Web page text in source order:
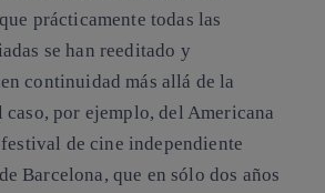
prácticamente todas las
se han reeditado y
continuidad más allá de la
caso, por ejemplo, del Americana
de cine independiente
Barcelona, que en sólo dos años